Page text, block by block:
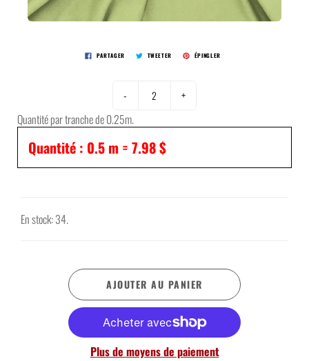
PARTAGER TWEETER ÉPINGLER
-
+
Quantité par tranche de 0.25m.
Quantité : 0.5 m = 7.98 $
En stock: 34.
AJOUTER AU PANIER
Plus de moyens de paiement